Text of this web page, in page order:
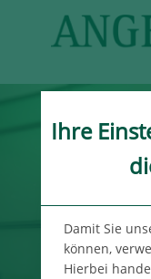
Ihre
Damit Sie
können,
Hierbei